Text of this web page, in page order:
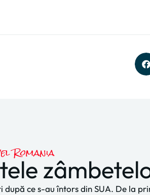
Romania
ce s-au întors din SUA. De la